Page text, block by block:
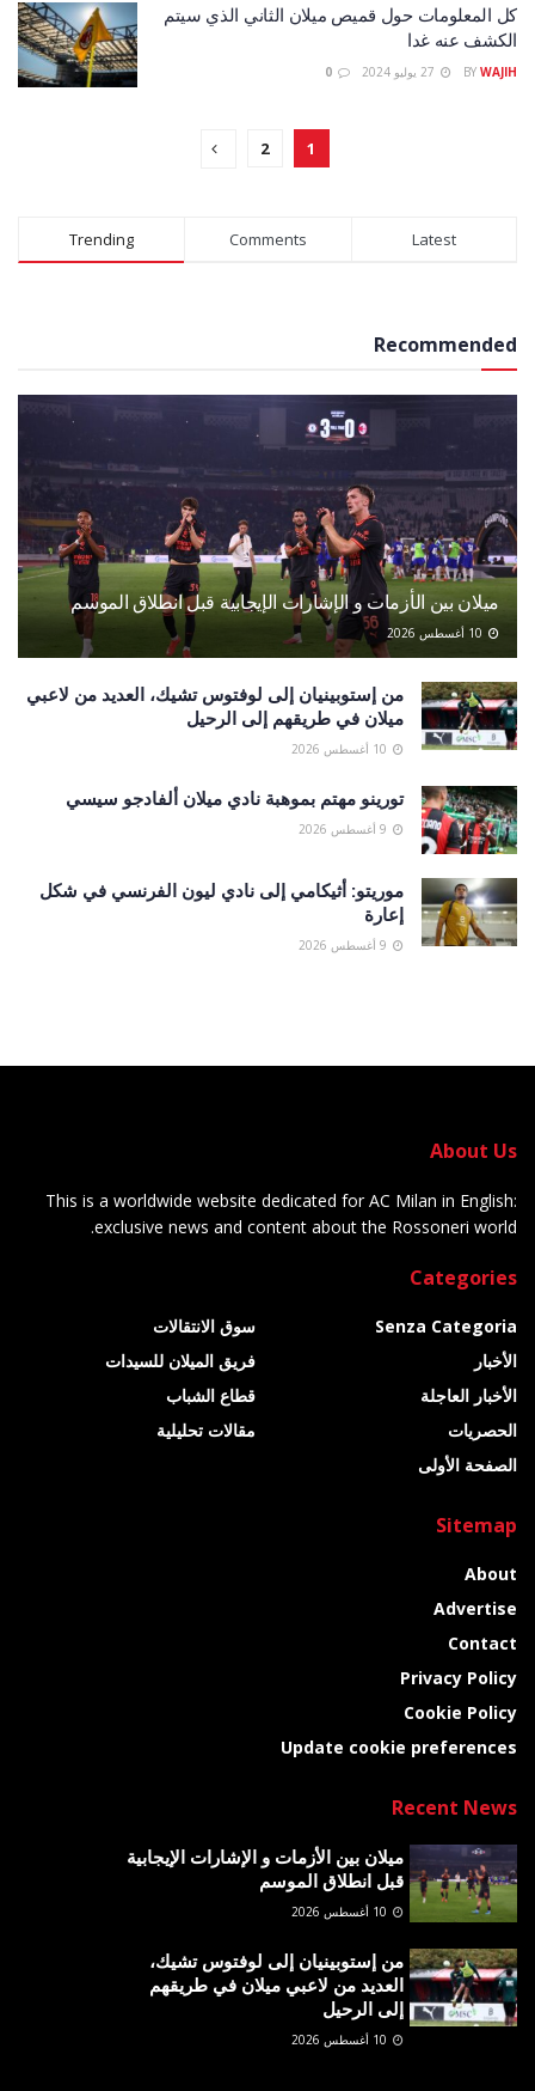
كل المعلومات حول قميص ميلان الثاني الذي سيتم
الكشف عنه غدا
BY WAJIH
1
2
Trending Comments Latest
Recommended
ميلان بين الأزمات و الإشارات الإيجابية قبل انطلاق الموسم
من إستوبينيان إلى لوفتوس تشيك، العديد من لاعبي
ميلان في طريقهم إلى الرحيل
تورينو مهتم بموهبة نادي ميلان ألفادجو سيسي
موريتو: أثيكامي إلى نادي ليون الفرنسي في شكل
إعارة
About Us
This is a worldwide website dedicated for AC Milan in English:
exclusive news and content about the Rossoneri world.
Categories
Senza Categoria
الأخبار
الأخبار العاجلة
الحصريات
الصفحة الأولى
سوق الانتقالات
فريق الميلان للسيدات
قطاع الشباب
مقالات تحليلية
Sitemap
About
Advertise
Contact
Privacy Policy
Cookie Policy
Update cookie preferences
Recent News
ميلان بين الأزمات و الإشارات الإيجابية
قبل انطلاق الموسم
من إستوبينيان إلى لوفتوس تشيك،
العديد من لاعبي ميلان في طريقهم
إلى الرحيل